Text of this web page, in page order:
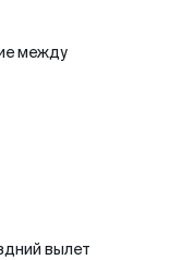
между
вылет